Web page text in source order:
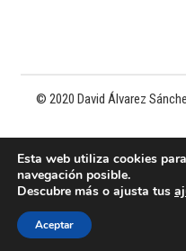
© 2020 David Álvarez
Esta web utiliza cookies
navegación posible.
Descubre más o ajusta tus
Aceptar